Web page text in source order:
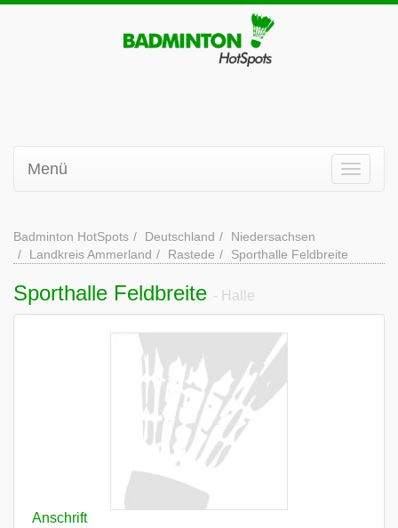
Menü
Badminton HotSpots Deutschland
Niedersachsen
Landkreis Ammerland
Rastede Sporthalle Feldbreite
Sporthalle Feldbreite - Halle
Anschrift